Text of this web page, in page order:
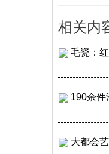
相关内
毛瓷：
190余件
大都会